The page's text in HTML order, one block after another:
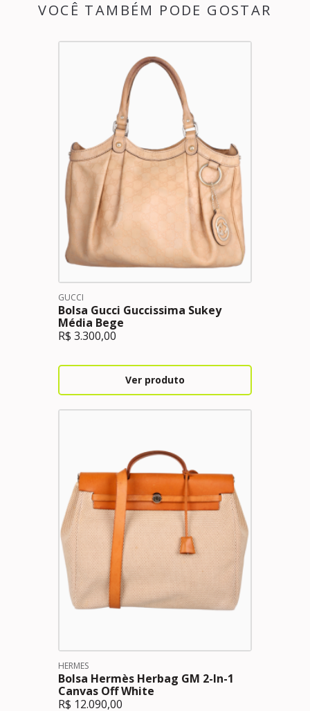
VOCÊ TAMBÉM PODE GOSTAR
GUCCI
Bolsa Gucci Guccissima Sukey
Média Bege
R$ 3.300,00
Ver produto
HERMES
Bolsa Hermès Herbag GM 2-In-1
Canvas Off White
R$ 12.090,00